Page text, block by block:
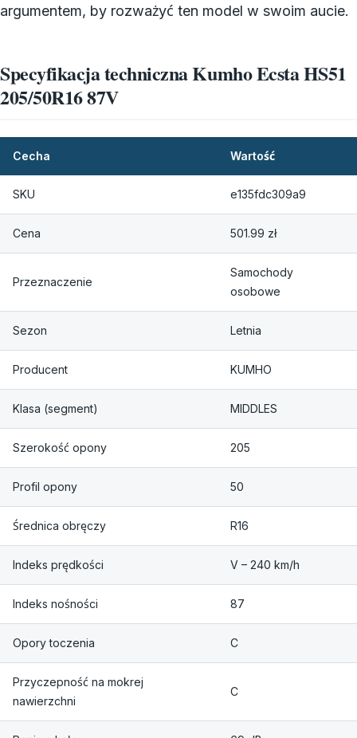
argumentem, by rozważyć ten model w swoim aucie.
Specyfikacja techniczna Kumho Ecsta HS51
205/50R16 87V
Cecha Wartość
SKU e135fdc309a9
Cena 501.99 zł
Przeznaczenie
Samochody
osobowe
Sezon Letnia
Producent KUMHO
Klasa (segment) MIDDLES
Szerokość opony 205
Profil opony 50
Średnica obręczy R16
Indeks prędkości V – 240 km/h
Indeks nośności 87
Opory toczenia C
Przyczepność na mokrej
nawierzchni
C